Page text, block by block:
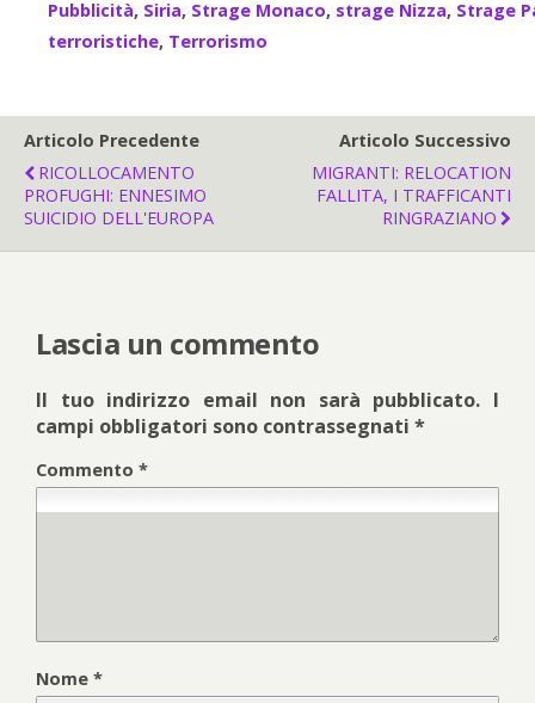
Pubblicità, Siria, Strage Monaco, strage Nizza, Strage
terroristiche, Terrorismo
Articolo Precedente
RICOLLOCAMENTO
PROFUGHI: ENNESIMO
SUICIDIO DELL'EUROPA
Articolo Successivo
MIGRANTI: RELOCATION
FALLITA, I TRAFFICANTI
RINGRAZIANO
Lascia un commento
Il tuo indirizzo email non sarà pubblicato. I
campi obbligatori sono contrassegnati *
Commento *
Nome *